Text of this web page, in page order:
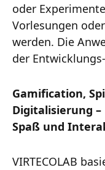
oder
Vorlesungen
werden. Die
der
Gamification,
Digitalisierung
Spaß und
VIRTECOLAB